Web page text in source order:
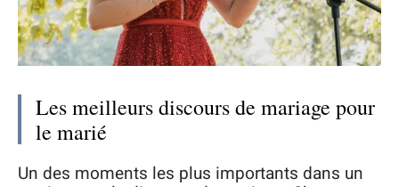
Les meilleurs discours de mariage pour
le marié
Un des moments les plus importants dans un